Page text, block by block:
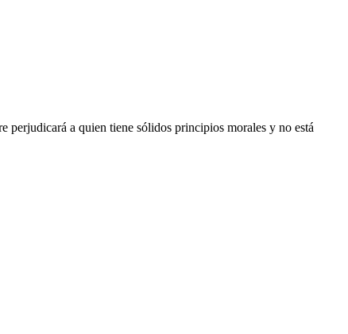
perjudicará a quien tiene sólidos principios morales y no está